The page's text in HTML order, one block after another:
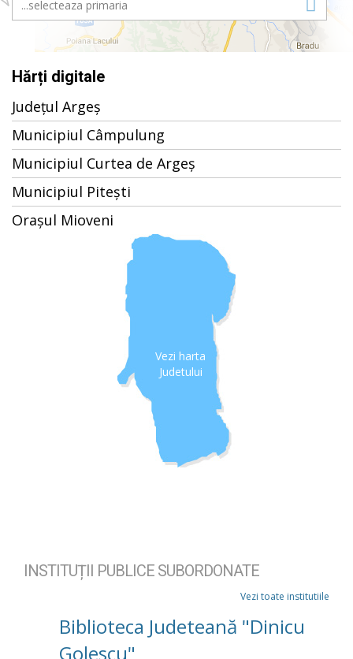
Hărți digitale
Județul Argeș
Municipiul Câmpulung
Municipiul Curtea de Argeș
Municipiul Pitești
Orașul Mioveni
Vezi harta
Judetului
INSTITUȚII PUBLICE SUBORDONATE
Vezi toate institutiile
Biblioteca Judeteană "Dinicu
Golescu"